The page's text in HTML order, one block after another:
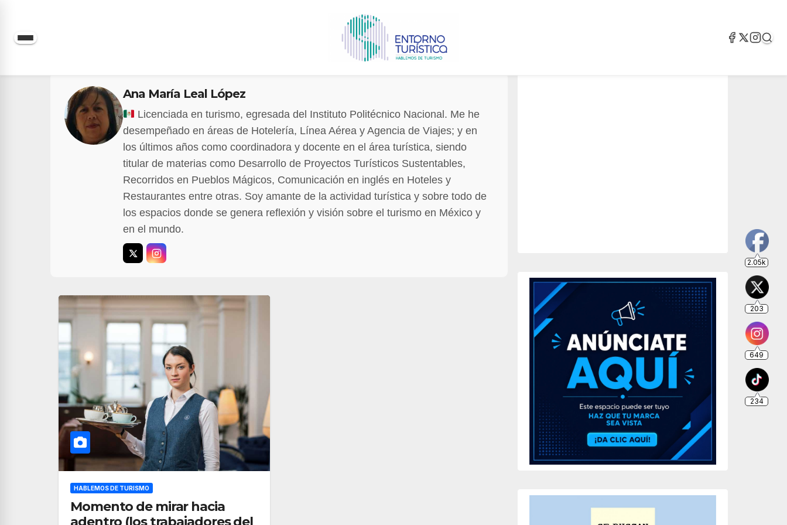
Saltar
Ana María Leal López
Licenciada en turismo, egresada del Instituto Politécnico Nacional. Me he
desempeñado en áreas de Hotelería, Línea Aérea y Agencia de Viajes; y en
los últimos años como coordinadora y docente en el área turística, siendo
titular de materias como Desarrollo de Proyectos Turísticos Sustentables,
Recorridos en Pueblos Mágicos, Comunicación en inglés en Hoteles y
Restaurantes entre otras. Soy amante de la actividad turística y sobre todo de
los espacios donde se genera reflexión y visión sobre el turismo en México y
en el mundo.
HABLEMOS DE TURISMO
Momento de mirar hacia
adentro (los trabajadores del
2.05k
203
649
234